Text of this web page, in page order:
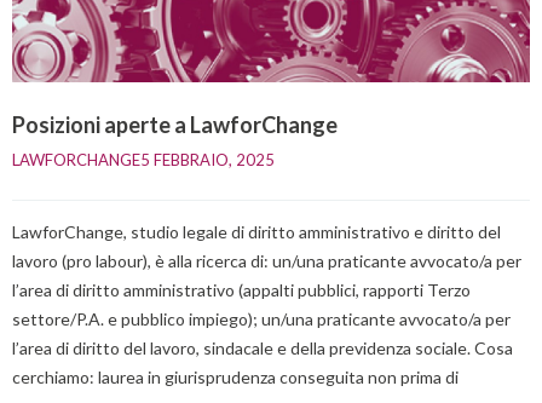
Posizioni aperte a LawforChange
LAWFORCHANGE5 FEBBRAIO, 2025
LawforChange, studio legale di diritto amministrativo e diritto del
lavoro (pro labour), è alla ricerca di: un/una praticante avvocato/a per
l’area di diritto amministrativo (appalti pubblici, rapporti Terzo
settore/P.A. e pubblico impiego); un/una praticante avvocato/a per
l’area di diritto del lavoro, sindacale e della previdenza sociale. Cosa
cerchiamo: laurea in giurisprudenza conseguita non prima di